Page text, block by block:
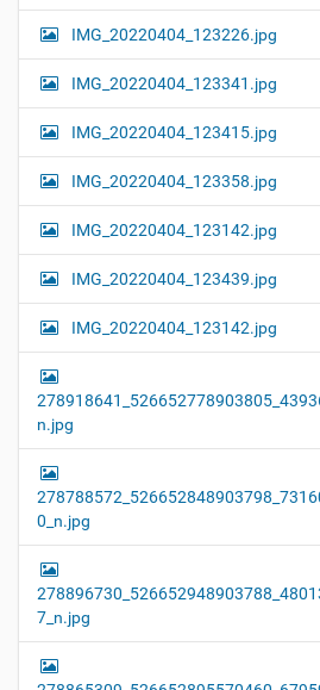
e
…
IMG_20220404_123226.jpg
IMG_20220404_123341.jpg
IMG_20220404_123415.jpg
IMG_20220404_123358.jpg
IMG_20220404_123142.jpg
IMG_20220404_123439.jpg
IMG_20220404_123142.jpg
n.jpg
0_n.jpg
7_n.jpg